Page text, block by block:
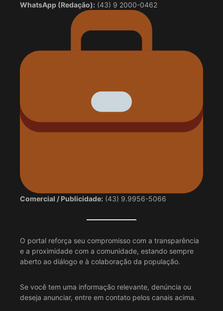
WhatsApp (Redação): (43) 9 2000-0462
Comercial / Publicidade: (43) 9.9956-5066
O portal reforça seu compromisso com a transparência
e a proximidade com a comunidade, estando sempre
aberto ao diálogo e à colaboração da população.
Se você tem uma informação relevante, denúncia ou
deseja anunciar, entre em contato pelos canais acima.